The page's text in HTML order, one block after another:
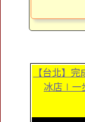
【台北】
冰店∣一